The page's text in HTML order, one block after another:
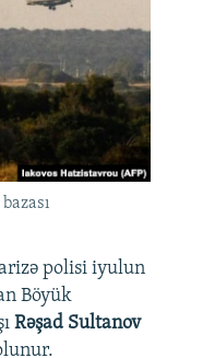
polisi iyulun
Böyük
Rəşad Sultanov